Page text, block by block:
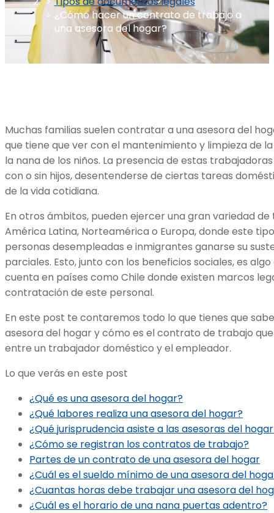
¿Cómo hacer un contrato de trabajo a
una asesora del hogar?
Muchas familias suelen contratar a una asesora del
que tiene que ver con el mantenimiento y limpieza de
la nana de los niños. La presencia de estas
con o sin hijos, desentenderse de ciertas tareas
de la vida cotidiana.
En otros ámbitos, pueden ejercer una gran variedad
América Latina, Norteamérica o Europa, donde este
personas desempleadas e inmigrantes ganarse su
parciales. Esto, junto con los beneficios sociales, es
cuenta en países como Chile donde existen marcos
contratación de este personal.
En este post te contaremos todo lo que tienes que
asesora del hogar y cómo es el contrato de trabajo
entre un trabajador doméstico y el empleador.
Lo que verás en este post
¿Qué es una asesora del hogar?
¿Qué labores realiza una asesora del hogar?
¿Qué jurisprudencia asiste a las asesoras del
¿Cómo se registran los contratos de trabajo?
Partes de un contrato de una asesora del hogar
¿Cuál es el sueldo mínimo de una asesora del
¿Cuantas horas debe trabajar una asesora del
¿Cuál es el horario de una nana puertas adentro?